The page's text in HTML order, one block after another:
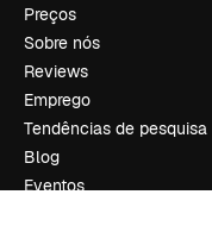
Preços
Sobre nós
Reviews
Emprego
Tendências de pesquisa
Blog
Eventos